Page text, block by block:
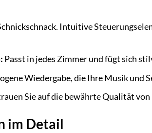
Intuitive
Passt in jedes Zimmer und fügt sich
Wiedergabe, die Ihre Musik und
Sie auf die bewährte Qualität von
im Detail